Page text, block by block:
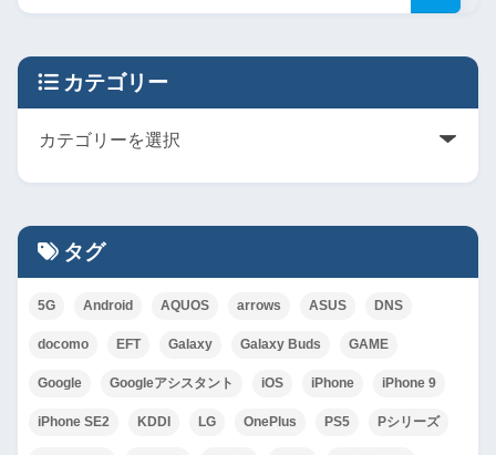
カテゴリー
タグ
5G Android AQUOS arrows ASUS DNS
docomo EFT Galaxy Galaxy Buds GAME
Google Googleアシスタント iOS iPhone iPhone 9
iPhone SE2 KDDI LG OnePlus PS5 Pシリーズ